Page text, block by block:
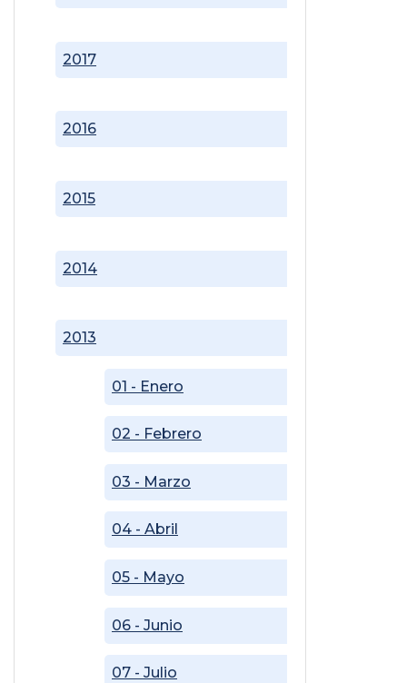
2013
01 - Enero
02 - Febrero
03 - Marzo
04 - Abril
05 - Mayo
06 - Junio
07 - Julio
2014
2015
2016
2017